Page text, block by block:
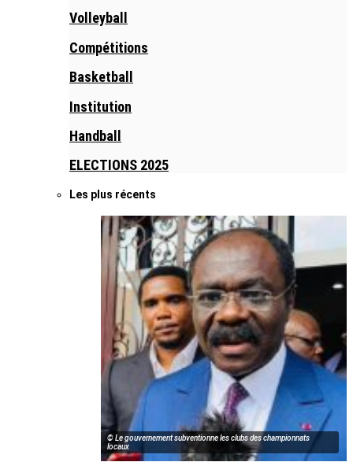
Volleyball
Compétitions
Basketball
Institution
Handball
ELECTIONS 2025
Les plus récents
© Le gouvernement subventionne les clubs des championnats
locaux